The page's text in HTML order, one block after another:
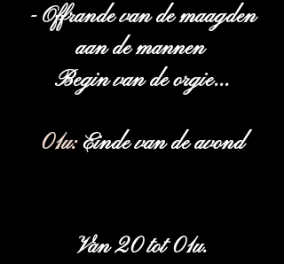
- Offrande van de maagden
aan de mannen
Begin van de orgie...
01u:Einde van de avond
Van 20 tot 01u.